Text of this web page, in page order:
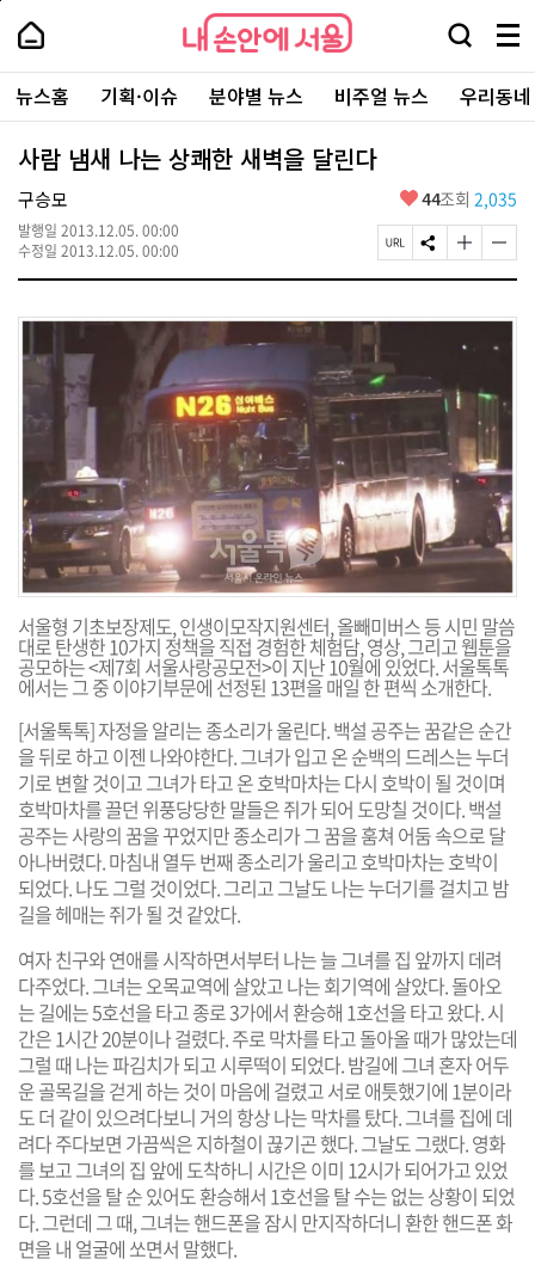
본
로
가
내
손
안
에
서
울
-
서
울
시
대
표
소
포
내
손
에
울
검
창
열
기
메
뉴
전
체
보
주
요
서
뉴스홈 기획·이슈 분야별 뉴스 비주얼 뉴스 우리동
사람 냄새 나는 상쾌한 새벽을 달린다
구승모
발행일 2013.12.05. 00:00
수정일 2013.12.05. 00:00
좋
요
44조회 2,035
페
이
U
복
사
S
N
공
기
글
자
기
게
경
하
기
글
자
기
게
경
하
기
서울형 기초보장제도, 인생이모작지원센터, 올빼미버스 등 시민 말씀
대로 탄생한 10가지 정책을 직접 경험한 체험담, 영상, 그리고 웹툰을
공모하는 <제7회 서울사랑공모전>이 지난 10월에 있었다. 서울톡톡
에서는 그 중 이야기부문에 선정된 13편을 매일 한 편씩 소개한다.
[서울톡톡] 자정을 알리는 종소리가 울린다. 백설 공주는 꿈같은 순간
을 뒤로 하고 이젠 나와야한다. 그녀가 입고 온 순백의 드레스는 누더
기로 변할 것이고 그녀가 타고 온 호박마차는 다시 호박이 될 것이며
호박마차를 끌던 위풍당당한 말들은 쥐가 되어 도망칠 것이다. 백설
공주는 사랑의 꿈을 꾸었지만 종소리가 그 꿈을 훔쳐 어둠 속으로 달
아나버렸다. 마침내 열두 번째 종소리가 울리고 호박마차는 호박이
되었다. 나도 그럴 것이었다. 그리고 그날도 나는 누더기를 걸치고 밤
길을 헤매는 쥐가 될 것 같았다.
여자 친구와 연애를 시작하면서부터 나는 늘 그녀를 집 앞까지 데려
다주었다. 그녀는 오목교역에 살았고 나는 회기역에 살았다. 돌아오
는 길에는 5호선을 타고 종로 3가에서 환승해 1호선을 타고 왔다. 시
간은 1시간 20분이나 걸렸다. 주로 막차를 타고 돌아올 때가 많았는데
그럴 때 나는 파김치가 되고 시루떡이 되었다. 밤길에 그녀 혼자 어두
운 골목길을 걷게 하는 것이 마음에 걸렸고 서로 애틋했기에 1분이라
도 더 같이 있으려다보니 거의 항상 나는 막차를 탔다. 그녀를 집에 데
려다 주다보면 가끔씩은 지하철이 끊기곤 했다. 그날도 그랬다. 영화
를 보고 그녀의 집 앞에 도착하니 시간은 이미 12시가 되어가고 있었
다. 5호선을 탈 순 있어도 환승해서 1호선을 탈 수는 없는 상황이 되었
다. 그런데 그 때, 그녀는 핸드폰을 잠시 만지작하더니 환한 핸드폰 화
면을 내 얼굴에 쏘면서 말했다.
페
상
단
로